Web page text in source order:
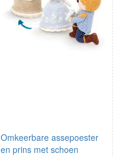
Omkeerbare assepoester
en prins met schoen